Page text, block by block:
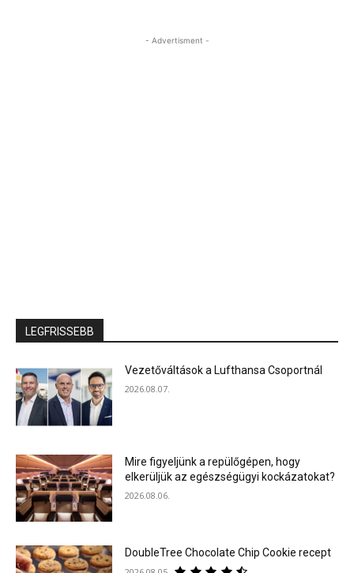
- Advertisment -
LEGFRISSEBB
Vezetőváltások a Lufthansa Csoportnál
2026.08.07.
Mire figyeljünk a repülőgépen, hogy
elkerüljük az egészségügyi kockázatokat?
2026.08.06.
DoubleTree Chocolate Chip Cookie recept